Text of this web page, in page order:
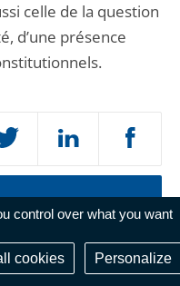
control over what you want
cookies Personalize
celle de la question
d’une présence